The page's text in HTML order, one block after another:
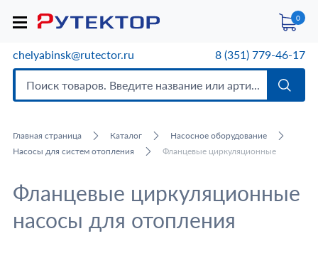
0
chelyabinsk@rutector.ru 8 (351) 779-46-17
Главная страница Каталог
Насосное оборудование
Насосы для систем отопления
Фланцевые циркуляционные
Фланцевые циркуляционные
насосы для отопления